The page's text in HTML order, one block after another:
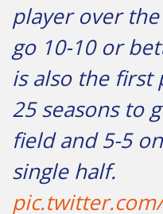
player over
go 10-10 or
is also the first
25 seasons to
field and 5-5
single half.